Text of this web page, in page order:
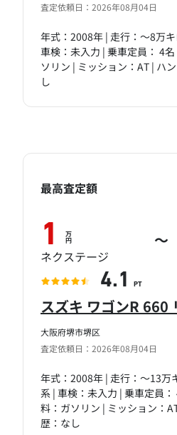
査定依頼日：2026年08月04日
年式：2008年 | 走行：～8万
車検：未入力 | 乗車定員： 4
ソリン | ミッション：AT | ハ
し
大阪府堺市堺区
査定依頼日：2026年08月04日
スズキ ワゴンR 660
年式：2008年 | 走行：～13万
系 | 車検：未入力 | 乗車定員
料：ガソリン | ミッション：
歴：なし
最高査定額
1 万
円 ～
ネクステージ
4.1 PT